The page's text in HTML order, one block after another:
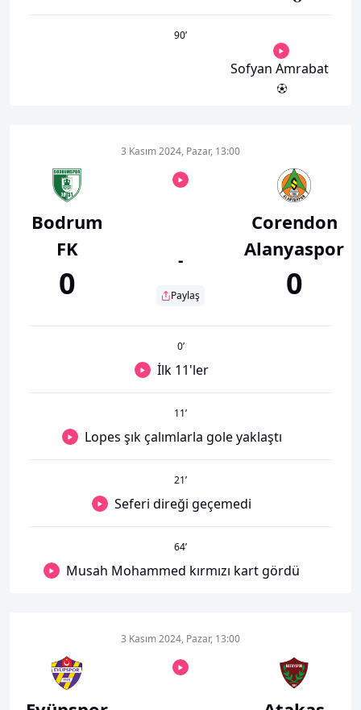
90’
Sofyan Amrabat
Bodrum
FK
0
3 Kasım 2024, Pazar, 13:00
-
Paylaş
Corendon
Alanyaspor
0
0’
İlk 11'ler
11’
Lopes şık çalımlarla gole yaklaştı
21’
Seferi direği geçemedi
64’
Musah Mohammed kırmızı kart gördü
3 Kasım 2024, Pazar, 13:00